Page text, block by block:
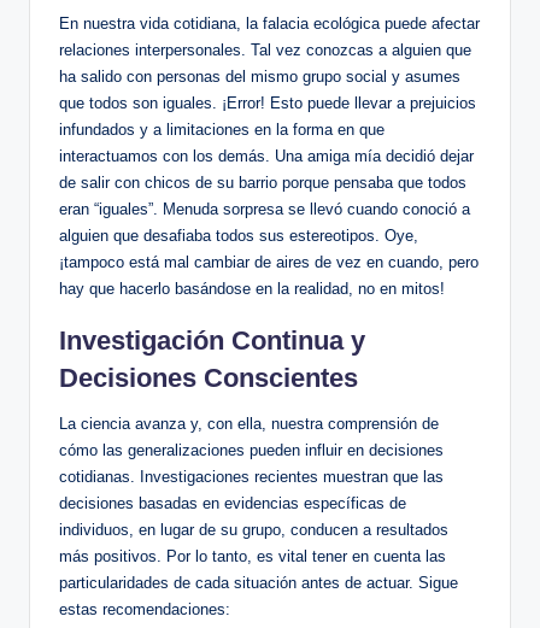
En nuestra vida cotidiana, la falacia ecológica puede afectar
relaciones interpersonales. Tal vez conozcas a alguien que
ha salido con personas del mismo grupo social y asumes
que todos son iguales. ¡Error! Esto puede llevar a prejuicios
infundados y a limitaciones en la forma en que
interactuamos con los demás. Una amiga mía decidió dejar
de salir con chicos de su barrio porque pensaba que todos
eran “iguales”. Menuda sorpresa se llevó cuando conoció a
alguien que desafiaba todos sus estereotipos. Oye,
¡tampoco está mal cambiar de aires de vez en cuando, pero
hay que hacerlo basándose en la realidad, no en mitos!
Investigación Continua y
Decisiones Conscientes
La ciencia avanza y, con ella, nuestra comprensión de
cómo las generalizaciones pueden influir en decisiones
cotidianas. Investigaciones recientes muestran que las
decisiones basadas en evidencias específicas de
individuos, en lugar de su grupo, conducen a resultados
más positivos. Por lo tanto, es vital tener en cuenta las
particularidades de cada situación antes de actuar. Sigue
estas recomendaciones: